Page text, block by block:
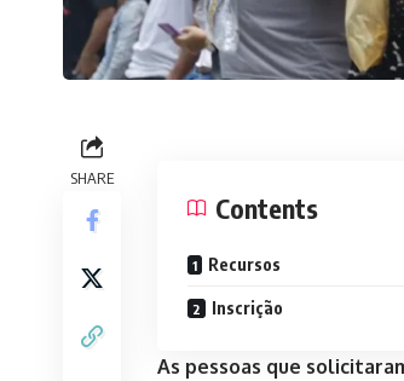
SHARE
Contents
Recursos
Inscrição
As pessoas que